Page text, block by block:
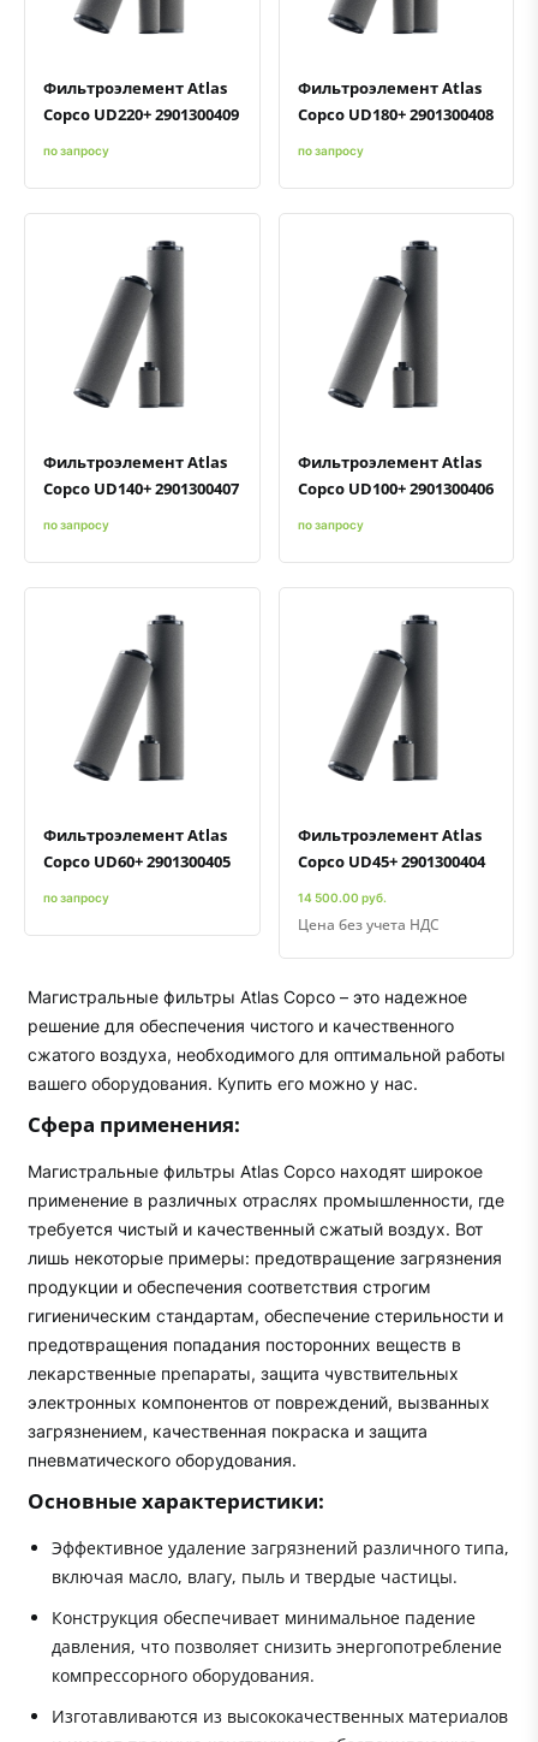
Фильтроэлемент Atlas
Copco UD220+ 2901300409
по запросу
Фильтроэлемент Atlas
Copco UD180+ 2901300408
по запросу
Быстрый просмотр
Фильтроэлемент Atlas
Copco UD140+ 2901300407
по запросу
Быстрый просмотр
Фильтроэлемент Atlas
Copco UD100+ 2901300406
по запросу
Быстрый просмотр
Фильтроэлемент Atlas
Copco UD60+ 2901300405
по запросу
Быстрый просмотр
Фильтроэлемент Atlas
Copco UD45+ 2901300404
14 500.00 руб.
Цена без учета НДС
Магистральные фильтры Atlas Copco – это надежное
решение для обеспечения чистого и качественного
сжатого воздуха, необходимого для оптимальной работы
вашего оборудования. Купить его можно у нас.
Сфера применения:
Магистральные фильтры Atlas Copco находят широкое
применение в различных отраслях промышленности, где
требуется чистый и качественный сжатый воздух. Вот
лишь некоторые примеры: предотвращение загрязнения
продукции и обеспечения соответствия строгим
гигиеническим стандартам, обеспечение стерильности и
предотвращения попадания посторонних веществ в
лекарственные препараты, защита чувствительных
электронных компонентов от повреждений, вызванных
загрязнением, качественная покраска и защита
пневматического оборудования.
Основные характеристики:
Эффективное удаление загрязнений различного типа,
включая масло, влагу, пыль и твердые частицы.
Конструкция обеспечивает минимальное падение
давления, что позволяет снизить энергопотребление
компрессорного оборудования.
Изготавливаются из высококачественных материалов